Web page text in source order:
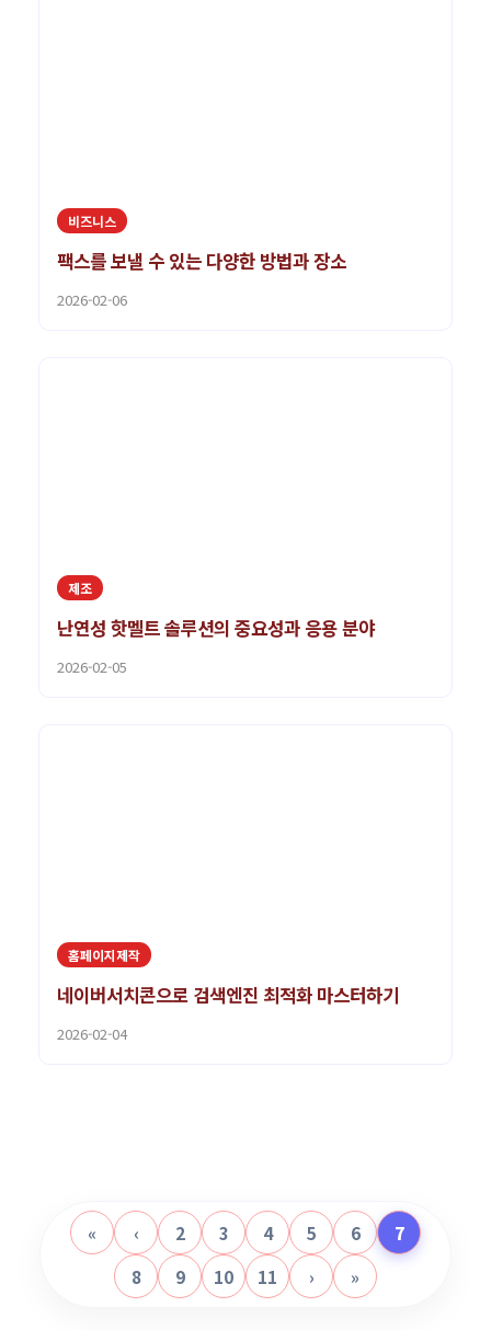
비즈니스
팩스를 보낼 수 있는 다양한 방법과 장소
2026-02-06
제조
난연성 핫멜트 솔루션의 중요성과 응용 분야
2026-02-05
홈페이지제작
네이버서치콘으로 검색엔진 최적화 마스터하기
2026-02-04
« ‹ 2 3 4 5 6
7
8
9 10 11 › »